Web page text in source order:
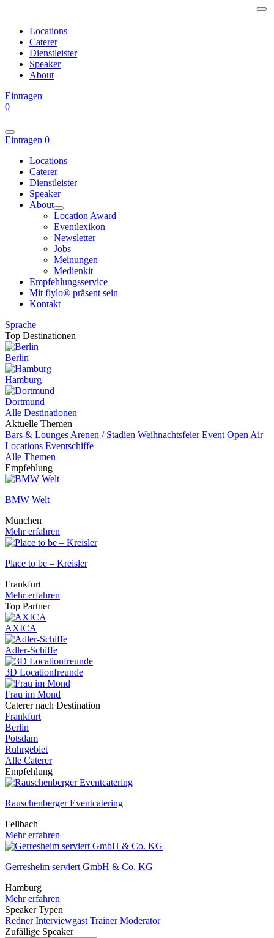
Locations
Caterer
Dienstleister
Speaker
About
Eintragen
0
Eintragen 0
Locations
Caterer
Dienstleister
Speaker
About
Location Award
Eventlexikon
Newsletter
Jobs
Meinungen
Medienkit
Empfehlungsservice
Mit fiylo® präsent sein
Kontakt
Sprache
Top Destinationen
Berlin
Hamburg
Dortmund
Alle Destinationen
Aktuelle Themen
Bars & Lounges Arenen / Stadien WeihnachtsfeierEvent Open Air
Locations Eventschiffe
Alle Themen
Empfehlung
BMW Welt
München
Mehr erfahren
Place to be – Kreisler
Frankfurt
Mehr erfahren
Top Partner
AXICA
Adler-Schiffe
3D Locationfreunde
Frau im Mond
Caterer nach Destination
Frankfurt
Berlin
Potsdam
Ruhrgebiet
Alle Caterer
Empfehlung
Rauschenberger Eventcatering
Fellbach
Mehr erfahren
Gerresheim serviert GmbH & Co. KG
Hamburg
Mehr erfahren
Speaker Typen
RednerInterviewgast TrainerModerator
Zufällige Speaker